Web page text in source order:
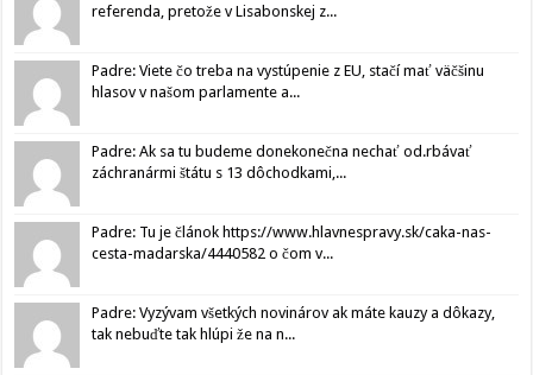
referenda, pretože v Lisabonskej z...
Padre: Viete čo treba na vystúpenie z EU, stačí mať väčšinu
hlasov v našom parlamente a...
Padre: Ak sa tu budeme donekonečna nechať od.rbávať
záchranármi štátu s 13 dôchodkami,...
Padre: Tu je článok https://www.hlavnespravy.sk/caka-nas-
cesta-madarska/4440582 o čom v...
Padre: Vyzývam všetkých novinárov ak máte kauzy a dôkazy,
tak nebuďte tak hlúpi že na n...